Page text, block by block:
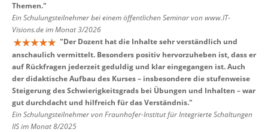
Themen."
Ein Schulungsteilnehmer bei einem öffentlichen Seminar von www.IT-
Visions.de im Monat 3/2026
"Der Dozent hat die Inhalte sehr verständlich und
anschaulich vermittelt. Besonders positiv hervorzuheben ist, dass er
auf Rückfragen jederzeit geduldig und klar eingegangen ist. Auch
der didaktische Aufbau des Kurses – insbesondere die stufenweise
Steigerung des Schwierigkeitsgrads bei Übungen und Inhalten – war
gut durchdacht und hilfreich für das Verständnis."
Ein Schulungsteilnehmer von Fraunhofer-Institut für Integrierte Schaltungen
IIS im Monat 8/2025